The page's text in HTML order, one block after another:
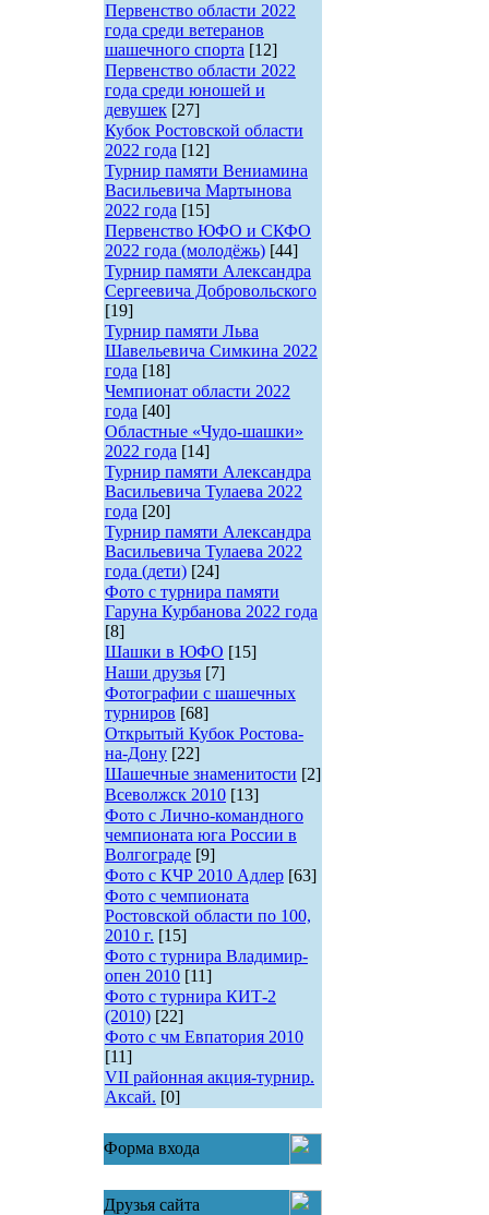
Первенство области 2022
года среди ветеранов
шашечного спорта [12]
Первенство области 2022
года среди юношей и
девушек [27]
Кубок Ростовской области
2022 года [12]
Турнир памяти Вениамина
Васильевича Мартынова
2022 года [15]
Первенство ЮФО и СКФО
2022 года (молодёжь) [44]
Турнир памяти Александра
Сергеевича Добровольского
[19]
Турнир памяти Льва
Шавельевича Симкина 2022
года [18]
Чемпионат области 2022
года [40]
Областные «Чудо-шашки»
2022 года [14]
Турнир памяти Александра
Васильевича Тулаева 2022
года [20]
Турнир памяти Александра
Васильевича Тулаева 2022
года (дети) [24]
Фото с турнира памяти
Гаруна Курбанова 2022 года
[8]
Шашки в ЮФО [15]
Наши друзья [7]
Фотографии с шашечных
турниров [68]
Открытый Кубок Ростова-
на-Дону [22]
Шашечные знаменитости [2]
Всеволжск 2010 [13]
Фото с Лично-командного
чемпионата юга России в
Волгограде [9]
Фото с КЧР 2010 Адлер [63]
Фото с чемпионата
Ростовской области по 100,
2010 г. [15]
Фото с турнира Владимир-
опен 2010 [11]
Фото с турнира КИТ-2
(2010) [22]
Фото с чм Евпатория 2010
[11]
VII районная акция-турнир.
Аксай. [0]
Форма входа
Друзья сайта